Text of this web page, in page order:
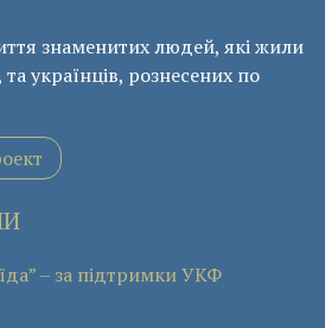
знаменитих людей, які жили
та українців, рознесених по
– за підтримки УКФ